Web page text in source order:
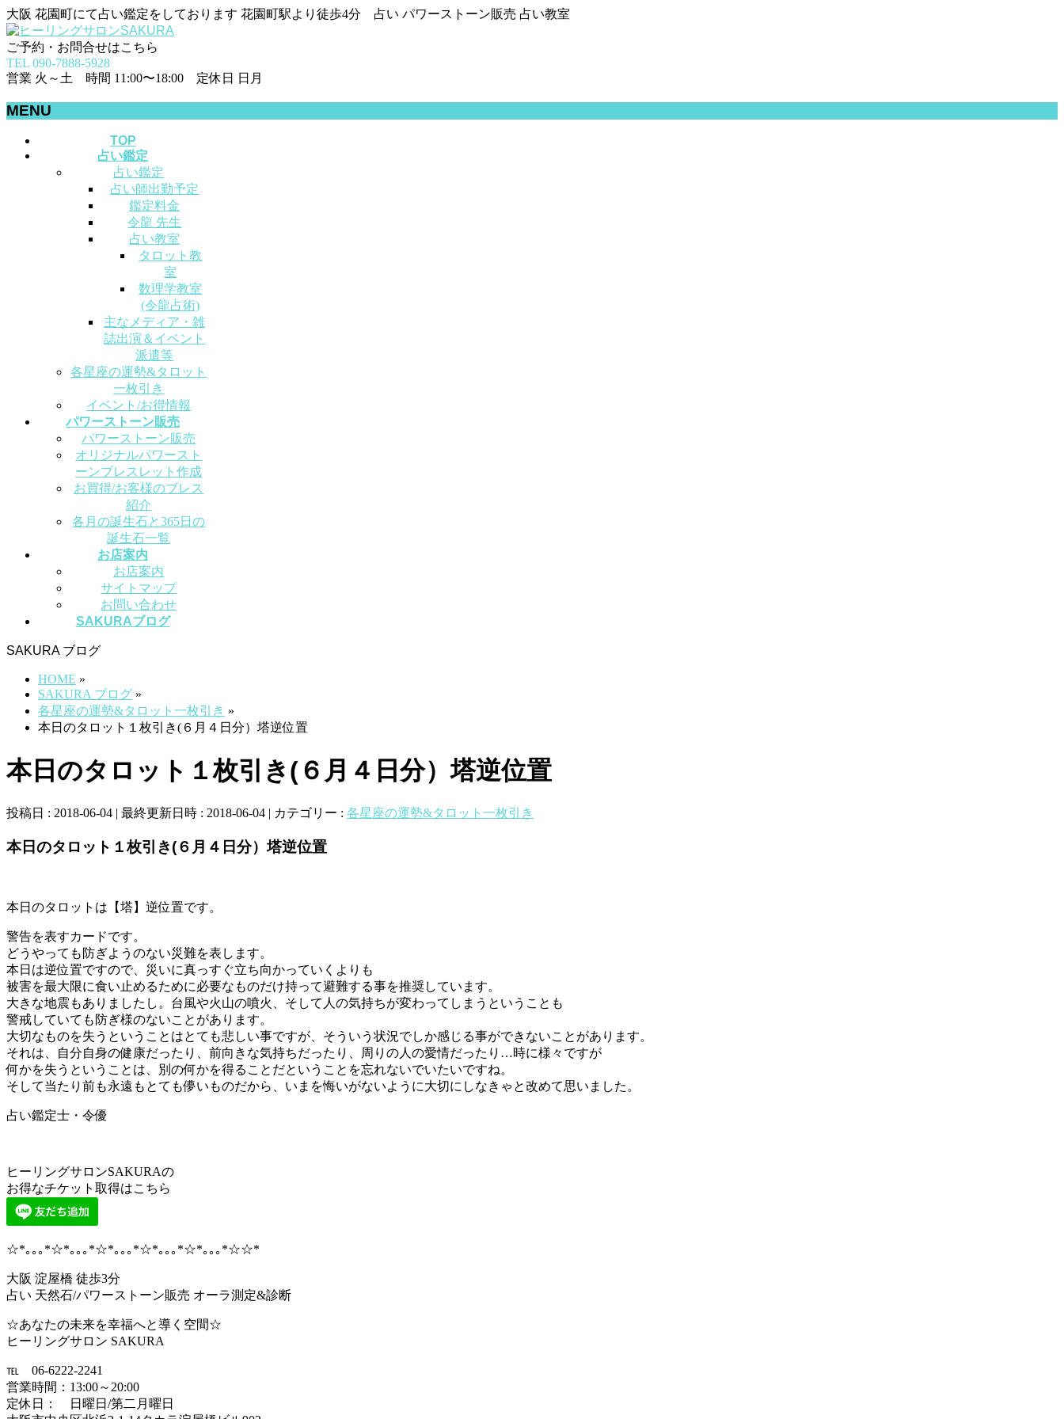
大阪 花園町にて占い鑑定をしております 花園町駅より徒歩4分 占い パワーストーン販売 占い教室
ご予約・お問合せはこちら
TEL 090-7888-5928
営業 火～土 時間 11:00〜18:00 定休日 日月
MENU
TOP
占い鑑定
占い鑑定
占い師出勤予定
鑑定料金
令龍 先生
占い教室
タロット教
室
数理学教室
(令龍占術)
主なメディア・雑
誌出演＆イベント
派遣等
各星座の運勢&タロット
一枚引き
イベント/お得情報
パワーストーン販売
パワーストーン販売
オリジナルパワースト
ーンブレスレット作成
お買得/お客様のブレス
紹介
各月の誕生石と365日の
誕生石一覧
お店案内
お店案内
サイトマップ
お問い合わせ
SAKURAブログ
SAKURA ブログ
HOME »
SAKURA ブログ »
各星座の運勢&タロット一枚引き »
本日のタロット１枚引き(６月４日分）塔逆位置
本日のタロット１枚引き(６月４日分）塔逆位置
投稿日 : 2018-06-04 最終更新日時 : 2018-06-04 カテゴリー : 各星座の運勢&タロット一枚引き
本日のタロット１枚引き(６月４日分）塔逆位置
本日のタロットは【塔】逆位置です。
警告を表すカードです。
どうやっても防ぎようのない災難を表します。
本日は逆位置ですので、災いに真っすぐ立ち向かっていくよりも
被害を最大限に食い止めるために必要なものだけ持って避難する事を推奨しています。
大きな地震もありましたし。台風や火山の噴火、そして人の気持ちが変わってしまうということも
警戒していても防ぎ様のないことがあります。
大切なものを失うということはとても悲しい事ですが、そういう状況でしか感じる事ができないことがあります。
それは、自分自身の健康だったり、前向きな気持ちだったり、周りの人の愛情だったり…時に様々ですが
何かを失うということは、別の何かを得ることだということを忘れないでいたいですね。
そして当たり前も永遠もとても儚いものだから、いまを悔いがないように大切にしなきゃと改めて思いました。
占い鑑定士・令優
ヒーリングサロンSAKURAの
お得なチケット取得はこちら
☆*｡｡｡*☆*｡｡｡*☆*｡｡｡*☆*｡｡｡*☆*｡｡｡*☆☆*
大阪 淀屋橋 徒歩3分
占い 天然石/パワーストーン販売 オーラ測定&診断
☆あなたの未来を幸福へと導く空間☆
ヒーリングサロン SAKURA
℡ 06-6222-2241
営業時間：13:00～20:00
定休日： 日曜日/第二月曜日